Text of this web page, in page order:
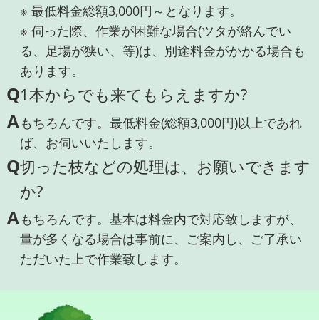
※ 最低料金総額3,000円～となります。
※ 伺った際、作業が困難な場合(ツタが絡んでい
る、足場が狭い、等)は、別途料金がかかる場合も
あります。
Q1本からでも来てもらえますか?
Aもちろんです。最低料金(総額3,000円)以上であれ
ば、お伺いいたします。
Q切った枝などの処理は、お願いできます
か?
Aもちろんです。基本は料金内で対応致しますが、
量が多くなる場合は事前に、ご案内し、ご了承い
ただいた上で作業致します。